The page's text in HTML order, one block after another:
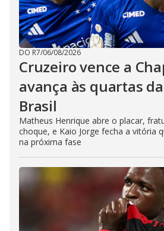
DO R7/06/08/2026
Cruzeiro vence a
avança às quartas
Brasil
Matheus Henrique abre o placar,
choque, e Kaio Jorge fecha a vitória
na próxima fase